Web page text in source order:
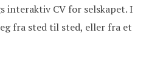
interaktiv CV for selskapet. I
fra sted til sted, eller fra et